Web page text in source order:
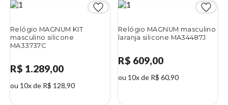
Relógio MAGNUM KIT
masculino silicone
MA33737C
R$ 1.289,00
ou 10x de R$ 128,90
Relógio MAGNUM masculino
laranja silicone MA34487J
R$ 609,00
ou 10x de R$ 60,90